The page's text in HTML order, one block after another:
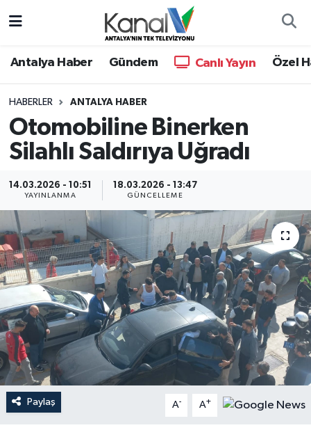
Antalya Haber Gündem Canlı Yayın Özel
HABERLER ANTALYA HABER
Otomobiline Binerken
Silahlı Saldırıya Uğradı
14.03.2026 - 10:51
YAYINLANMA
18.03.2026 - 13:47
GÜNCELLEME
Paylaş A- A+
Antalya Haber
Dünya
Eğitim
Ekonomi
Gündem
Günün Manşetleri
Haber Kuşakları
Haberler
KANALV Spor
Kültür Sanat
Hava Durumu
Trafik Durumu
Süper Lig Puan Durumu ve Fikstür
Tüm Manşetler
Son Dakika Haberleri
Haber Arşivi